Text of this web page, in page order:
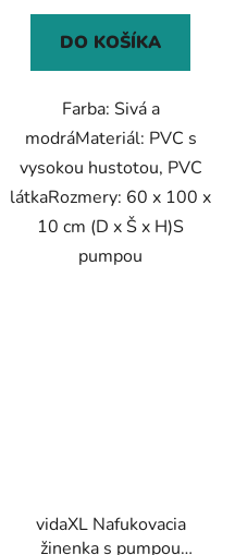
DO KOŠÍKA
Farba: Sivá a
modráMateriál: PVC s
vysokou hustotou, PVC
látkaRozmery: 60 x 100 x
10 cm (D x Š x H)S
pumpou
vidaXL Nafukovacia
žinenka s pumpou